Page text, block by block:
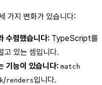
가지 변화가 있습니다:
렴했습니다: TypeScript를
고 있는 셈입니다.
능이 있습니다: match
/renders입니다.